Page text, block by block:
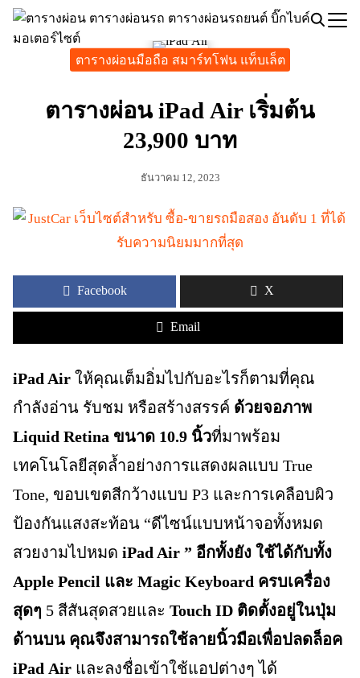
Skip
Search
ตารางผ่อนมือถือ สมาร์ทโฟน แท็บเล็ต
ตารางผ่อน iPad Air เริ่มต้น
23,900 บาท
ธันวาคม 12, 2023
Facebook X
Email
iPad Air ให้คุณเต็มอิ่มไปกับอะไรก็ตามที่คุณ
กำลังอ่าน รับชม หรือสร้างสรรค์ ด้วยจอภาพ
Liquid Retina ขนาด 10.9 นิ้วที่มาพร้อม
เทคโนโลยีสุดล้ำอย่างการแสดงผลแบบ True
Tone, ขอบเขตสีกว้างแบบ P3 และการเคลือบผิว
ป้องกันแสงสะท้อน “ดีไซน์แบบหน้าจอทั้งหมด
สวยงามไปหมด iPad Air ” อีกทั้งยัง ใช้ได้กับทั้ง
Apple Pencil และ Magic Keyboard ครบเครื่อง
สุดๆ 5 สีสันสุดสวยและ Touch ID ติดตั้งอยู่ในปุ่ม
ด้านบน คุณจึงสามารถใช้ลายนิ้วมือเพื่อปลดล็อค
iPad Air และลงชื่อเข้าใช้แอปต่างๆ ได้